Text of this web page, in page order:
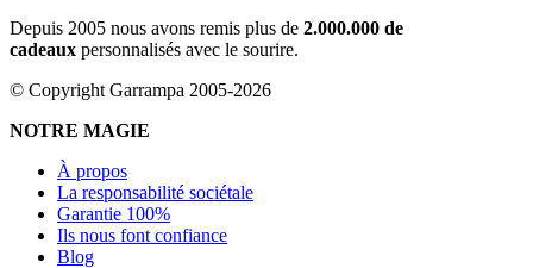
Depuis 2005 nous avons remis plus de 2.000.000 de
cadeaux personnalisés avec le sourire.
© Copyright Garrampa 2005-2026
NOTRE MAGIE
À propos
La responsabilité sociétale
Garantie 100%
Ils nous font confiance
Blog